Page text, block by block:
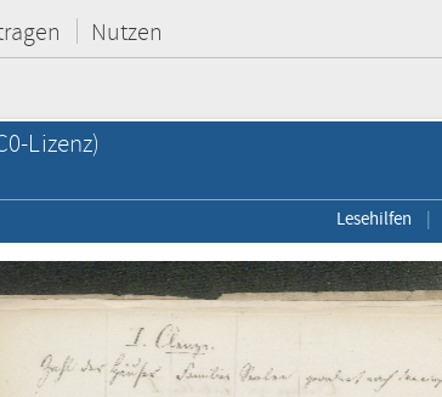
Nutzen
Lizenz)
Lesehilfen